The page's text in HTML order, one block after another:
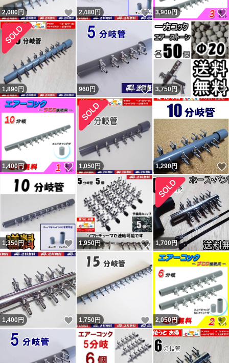
2,080円 いいね！
2,480円 いいね！
3,900円
1,890円 960円 いいね！
3,750円
1,400円 いいね！
1,050円 1,290円
1,350円 いいね！
1,950円 いいね！
1,700円
1,400円 いいね！
1,750円 いいね！
2,050円